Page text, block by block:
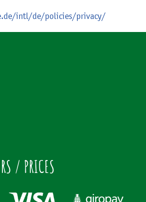
intl/de/policies/privacy/
/ PRICES